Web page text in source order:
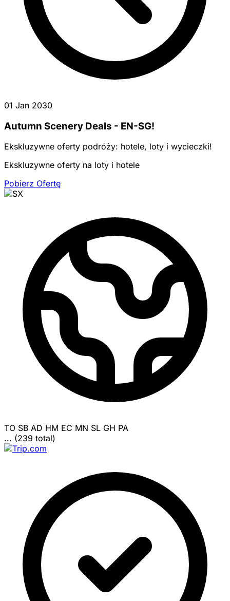
01 Jan 2030
Autumn Scenery Deals - EN-SG!
Ekskluzywne oferty podróży: hotele, loty i wycieczki!
Ekskluzywne oferty na loty i hotele
Pobierz Ofertę
TO SB AD HM EC MN SL GH PA
... (239 total)